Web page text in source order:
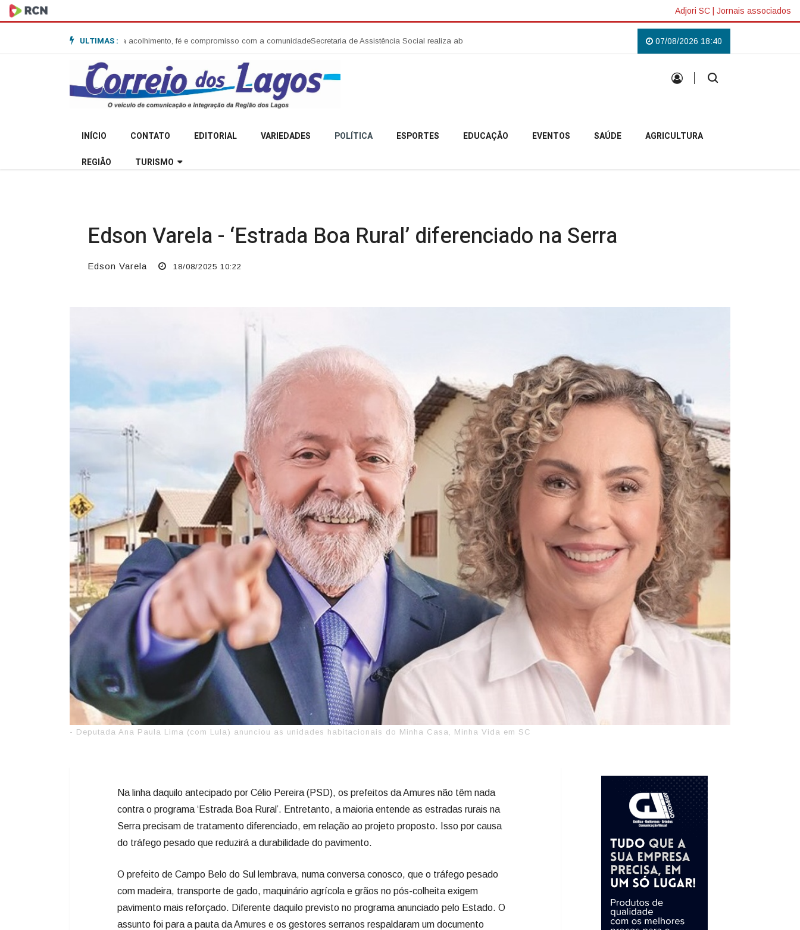
Adjori SC | Jornais associados
ULTIMAS :
Garibaldi e destaca acolhimento, fé e compromisso com a comunidadeSecretaria de Assistência Social realiza abertura da Campanha Agosto Lilás em Campo Belo do Sul Uma tradição que voltou a reunir a comunidade
07/08/2026 18:40
INÍCIO CONTATO EDITORIAL VARIEDADES POLÍTICA ESPORTES EDUCAÇÃO EVENTOS SAÚDE AGRICULTURA
REGIÃO TURISMO
Edson Varela - ‘Estrada Boa Rural’ diferenciado na Serra
Edson Varela 18/08/2025 10:22
- Deputada Ana Paula Lima (com Lula) anunciou as unidades habitacionais do Minha Casa, Minha Vida em SC
Na linha daquilo antecipado por Célio Pereira (PSD), os prefeitos da Amures não têm nada
contra o programa ‘Estrada Boa Rural’. Entretanto, a maioria entende as estradas rurais na
Serra precisam de tratamento diferenciado, em relação ao projeto proposto. Isso por causa
do tráfego pesado que reduzirá a durabilidade do pavimento.
O prefeito de Campo Belo do Sul lembrava, numa conversa conosco, que o tráfego pesado
com madeira, transporte de gado, maquinário agrícola e grãos no pós-colheita exigem
pavimento mais reforçado. Diferente daquilo previsto no programa anunciado pelo Estado. O
assunto foi para a pauta da Amures e os gestores serranos respaldaram um documento